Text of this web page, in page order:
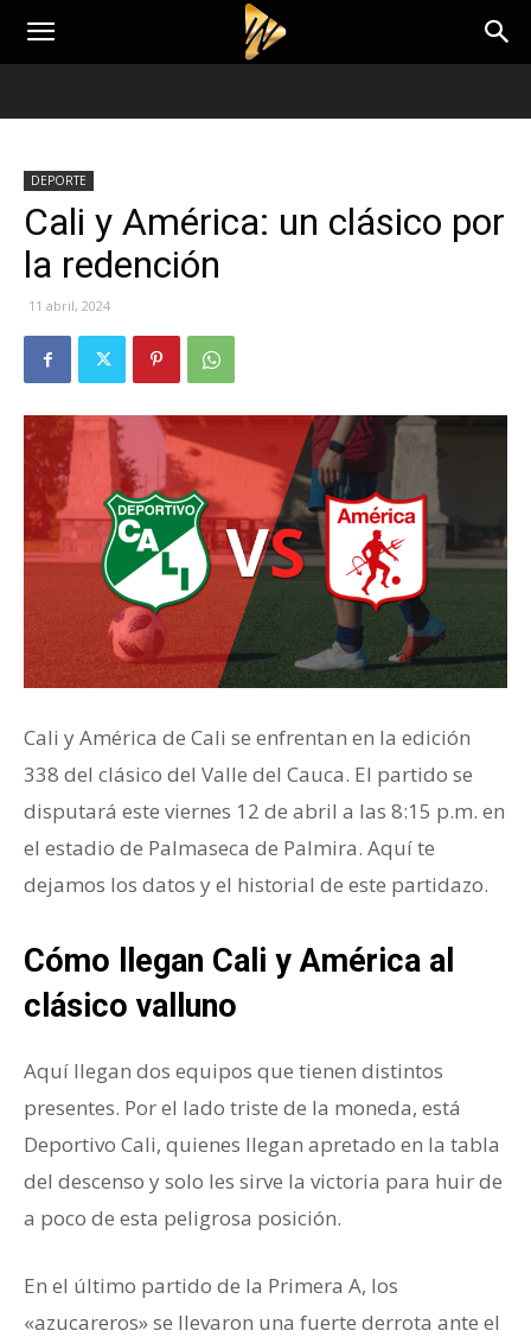
DEPORTE
Cali y América: un clásico por
la redención
11 abril, 2024
Cali y América de Cali se enfrentan en la edición
338 del clásico del Valle del Cauca. El partido se
disputará este viernes 12 de abril a las 8:15 p.m. en
el estadio de Palmaseca de Palmira. Aquí te
dejamos los datos y el historial de este partidazo.
Cómo llegan Cali y América al
clásico valluno
Aquí llegan dos equipos que tienen distintos
presentes. Por el lado triste de la moneda, está
Deportivo Cali, quienes llegan apretado en la tabla
del descenso y solo les sirve la victoria para huir de
a poco de esta peligrosa posición.
En el último partido de la Primera A, los
«azucareros» se llevaron una fuerte derrota ante el